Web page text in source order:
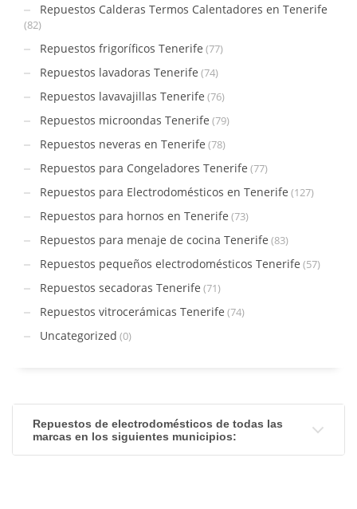
Repuestos Calderas Termos Calentadores en Tenerife
(82)
Repuestos frigoríficos Tenerife (77)
Repuestos lavadoras Tenerife (74)
Repuestos lavavajillas Tenerife (76)
Repuestos microondas Tenerife (79)
Repuestos neveras en Tenerife (78)
Repuestos para Congeladores Tenerife (77)
Repuestos para Electrodomésticos en Tenerife (127)
Repuestos para hornos en Tenerife (73)
Repuestos para menaje de cocina Tenerife (83)
Repuestos pequeños electrodomésticos Tenerife (57)
Repuestos secadoras Tenerife (71)
Repuestos vitrocerámicas Tenerife (74)
Uncategorized (0)
Repuestos de electrodomésticos de todas las
marcas en los siguientes municipios: